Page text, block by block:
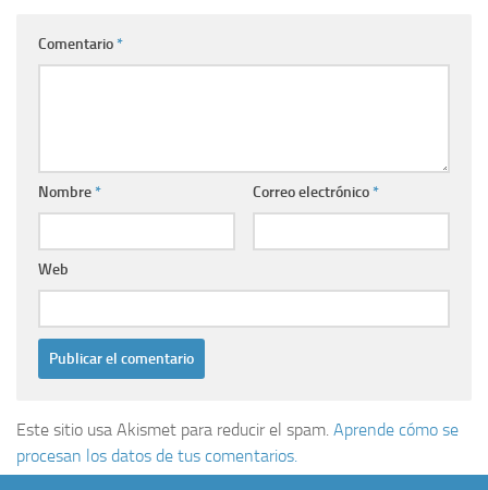
Comentario*
Nombre* Correo electrónico*
Web
Este sitio usa Akismet para reducir el spam. Aprende cómo se
procesan los datos de tus comentarios.